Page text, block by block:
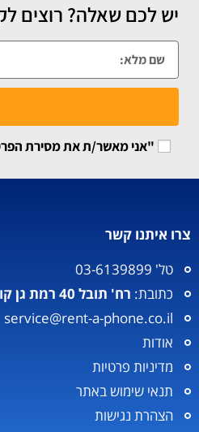
יש לכם שאלה? רוצים
"אני מאשר/ת את מסירת
צרו איתנו קשר
טל' 03-6139899
כתובת: רח' תובל 40 רמת גן קומה 21
service@rent-a-phone.co.il
אודות
מדיניות פרטיות
תנאי שימוש באתר
הצהרת נגישות